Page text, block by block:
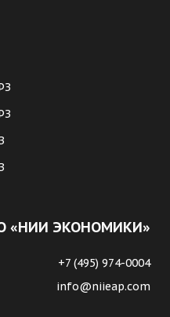
«НИИ ЭКОНОМИКИ»
+7 (495) 974-0004
info@niieap.com